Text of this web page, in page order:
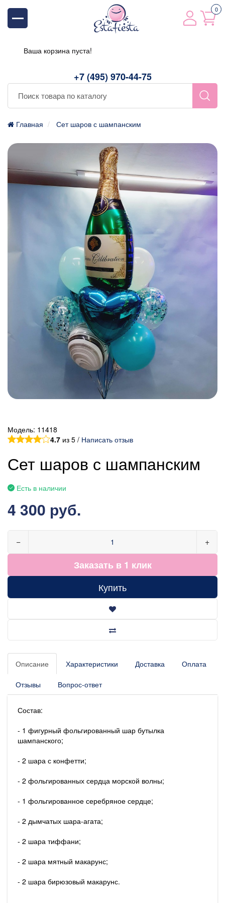
+7 (495) 970-44-75
0
Ваша корзина пуста!
Главная Сет шаров с шампанским
Модель: 11418
4.7 из 5 / Написать отзыв
Сет шаров с шампанским
Есть в наличии
4 300 руб.
− +
Заказать в 1 клик
Купить
Описание Характеристики Доставка Оплата
Отзывы Вопрос-ответ
Состав:
- 1 фигурный фольгированный шар бутылка
шампанского;
- 2 шара с конфетти;
- 2 фольгированных сердца морской волны;
- 1 фольгированное серебряное сердце;
- 2 дымчатых шара-агата;
- 2 шара тиффани;
- 2 шара мятный макарунс;
- 2 шара бирюзовый макарунс.